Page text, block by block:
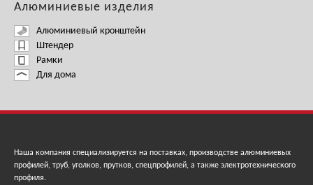
Алюминиевые изделия
Алюминиевый кронштейн
Штендер
Рамки
Для дома
Наша компания специализируется на поставках, производстве алюминиевых
профилей, труб, уголков, прутков, спецпрофилей, а также электротехнического
профиля.